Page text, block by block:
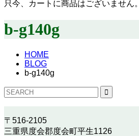
只今、カートに商品はございません。
b-g140g
HOME
BLOG
b-g140g
〒516-2105
三重県度会郡度会町平生1126